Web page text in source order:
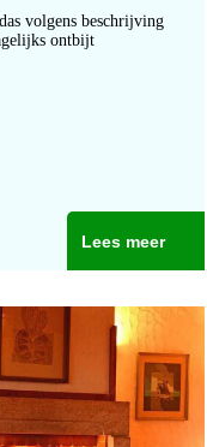
volgens beschrijving
ontbijt
Lees meer